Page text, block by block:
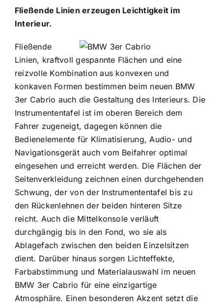
Fließende Linien erzeugen Leichtigkeit im
Interieur.
Fließende
Linien, kraftvoll gespannte Flächen und eine
reizvolle Kombination aus konvexen und
konkaven Formen bestimmen beim neuen BMW
3er Cabrio auch die Gestaltung des Interieurs. Die
Instrumententafel ist im oberen Bereich dem
Fahrer zugeneigt, dagegen können die
Bedienelemente für Klimatisierung, Audio- und
Navigationsgerät auch vom Beifahrer optimal
eingesehen und erreicht werden. Die Flächen der
Seitenverkleidung zeichnen einen durchgehenden
Schwung, der von der Instrumententafel bis zu
den Rückenlehnen der beiden hinteren Sitze
reicht. Auch die Mittelkonsole verläuft
durchgängig bis in den Fond, wo sie als
Ablagefach zwischen den beiden Einzelsitzen
dient. Darüber hinaus sorgen Lichteffekte,
Farbabstimmung und Materialauswahl im neuen
BMW 3er Cabrio für eine einzigartige
Atmosphäre. Einen besonderen Akzent setzt die